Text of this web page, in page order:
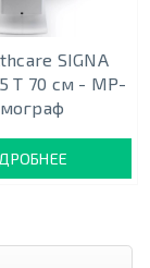
SIGNA
Т 70 см - МР-